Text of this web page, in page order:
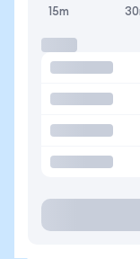
15m